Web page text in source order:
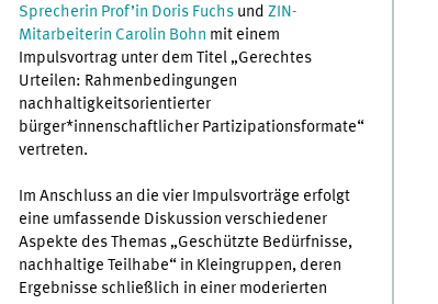
Sprecherin Prof’in Doris Fuchsund ZIN-
Mitarbeiterin Carolin Bohn mit einem
Impulsvortrag unter dem Titel „Gerechtes
Urteilen: Rahmenbedingungen
nachhaltigkeitsorientierter
bürger*innenschaftlicher Partizipationsformate“
vertreten.
Im Anschluss an die vier Impulsvorträge erfolgt
eine umfassende Diskussion verschiedener
Aspekte des Themas „Geschützte Bedürfnisse,
nachhaltige Teilhabe“ in Kleingruppen, deren
Ergebnisse schließlich in einer moderierten